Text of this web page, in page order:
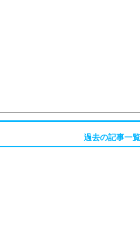
過去の記事一覧